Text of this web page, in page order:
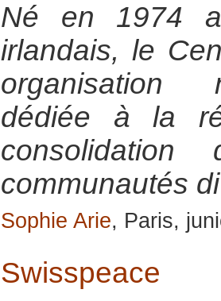
Né en 1974
irlandais, le
organisation
dédiée à la
communautés
Sophie Arie, Paris,
Swisspeace